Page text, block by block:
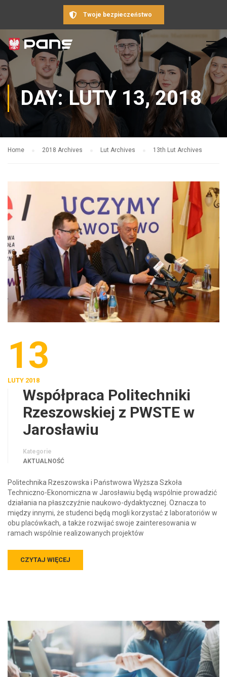
Twoje bezpieczeństwo
DAY: LUTY 13, 2018
Home 2018 Archives Lut Archives 13th Lut Archives
13
LUTY 2018
Współpraca Politechniki
Rzeszowskiej z PWSTE w
Jarosławiu
Kategorie
AKTUALNOŚĆ
Politechnika Rzeszowska i Państwowa Wyższa Szkoła
Techniczno-Ekonomiczna w Jarosławiu będą wspólnie prowadzić
działania na płaszczyźnie naukowo-dydaktycznej. Oznacza to
między innymi, że studenci będą mogli korzystać z laboratoriów w
obu placówkach, a także rozwijać swoje zainteresowania w
ramach wspólnie realizowanych projektów
CZYTAJ WIĘCEJ